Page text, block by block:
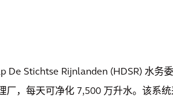
De Stichtse Rijnlanden (HDSR) 水务
厂，每天可净化 7,500 万升水。该系